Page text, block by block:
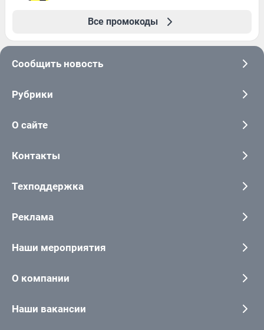
Все промокоды
Сообщить новость
Рубрики
О сайте
Контакты
Техподдержка
Реклама
Наши мероприятия
О компании
Наши вакансии